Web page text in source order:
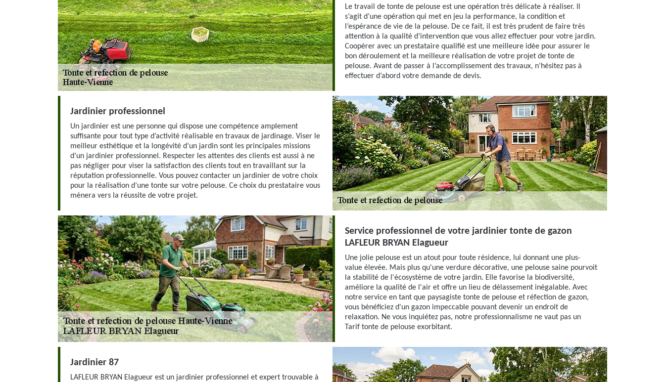
Le travail de tonte de pelouse est une opération très délicate à réaliser. Il
s’agit d’une opération qui met en jeu la performance, la condition et
l’espérance de vie de la pelouse. De ce fait, il est très prudent de faire très
attention à la qualité d’intervention que vous allez effectuer pour votre jardin.
Coopérer avec un prestataire qualifié est une meilleure idée pour assurer le
bon déroulement et la meilleure réalisation de votre projet de tonte de
pelouse. Avant de passer à l’accomplissement des travaux, n’hésitez pas à
effectuer d’abord votre demande de devis.
Jardinier professionnel
Un jardinier est une personne qui dispose une compétence amplement
suffisante pour tout type d’activité réalisable en travaux de jardinage. Viser le
meilleur esthétique et la longévité d’un jardin sont les principales missions
d’un jardinier professionnel. Respecter les attentes des clients est aussi à ne
pas négliger pour viser la satisfaction des clients tout en travaillant sur la
réputation professionnelle. Vous pouvez contacter un jardinier de votre choix
pour la réalisation d’une tonte sur votre pelouse. Ce choix du prestataire vous
mènera vers la réussite de votre projet.
Service professionnel de votre jardinier tonte de gazon
LAFLEUR BRYAN Elagueur
Une jolie pelouse est un atout pour toute résidence, lui donnant une plus-
value élevée. Mais plus qu'une verdure décorative, une pelouse saine pourvoit
la stabilité de l'écosystème de votre jardin. Elle favorise la biodiversité,
améliore la qualité de l'air et offre un lieu de délassement inégalable. Avec
notre service en tant que paysagiste tonte de pelouse et réfection de gazon,
vous bénéficiez d'un gazon impeccable pouvant devenir un endroit de
relaxation. Ne vous inquiétez pas, notre professionnalisme ne vaut pas un
Tarif tonte de pelouse exorbitant.
Jardinier 87
LAFLEUR BRYAN Elagueur est un jardinier professionnel et expert trouvable à